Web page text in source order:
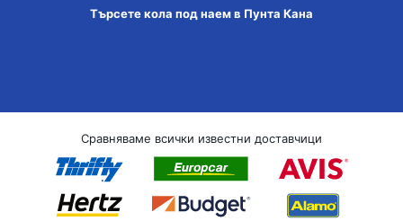
Търсете кола под наем в Пунта Кана
Сравняваме всички известни доставчици